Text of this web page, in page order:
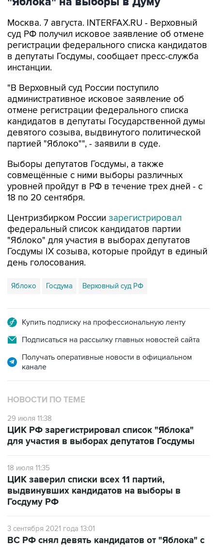
Москва. 7 августа. INTERFAX.RU - Верховный
регистрации федерального списка кандидатов
в депутаты Госдумы, сообщает пресс-служба
инстанции.
"В Верховный суд России поступило
отмене регистрации федерального списка
кандидатов в депутаты Государственной думы
девятого созыва, выдвинутого политической
партией "Яблоко"", - заявили в суде.
Выборы депутатов Госдумы, а также
уровней пройдут в РФ в течение трех дней - с
18 по 20 сентября.
Центризбирком России
"Яблоко" для участия в выборах депутатов
Госдумы IX созыва, которые пройдут в единый
день голосования.
Яблоко Госдума Верховный суд РФ
Подписаться на рассылку главных новостей сайта
Получать оперативные новости в официальном
НОВОСТИ ПО ТЕМЕ
29 июля 11:38
для участия в выборах депутатов Госдумы
18 июля 11:35
выдвинувших кандидатов на выборы в
Госдуму РФ
3 сентября 2021 года 13:01
участия в выборах в Госдуму